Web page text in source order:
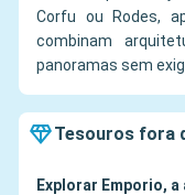
Corfu ou Rodes,
combinam
panoramas sem
Tesouros fora
Explorar Emporio,